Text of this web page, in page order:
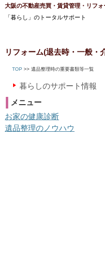
大阪の不動産売買・賃貸管理・リフ
「暮らし」のトータルサポート
リフォーム(退去時・一般・
TOP >> 遺品整理時の重要書類等一覧
暮らしのサポート情報
メニュー
お家の健康診断
遺品整理のノウハウ